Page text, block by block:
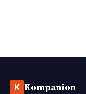
K Kompanion